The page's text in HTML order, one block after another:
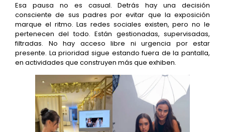
Esa pausa no es casual. Detrás hay una decisión
consciente de sus padres por evitar que la exposición
marque el ritmo. Las redes sociales existen, pero no le
pertenecen del todo. Están gestionadas, supervisadas,
filtradas. No hay acceso libre ni urgencia por estar
presente. La prioridad sigue estando fuera de la pantalla,
en actividades que construyen más que exhiben.